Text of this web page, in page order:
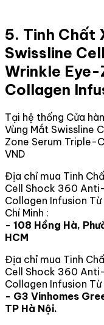
5. Tinh Chất
Swissline
Wrinkle Eye-
Collagen
Tại hệ thống Cửa
Vùng Mắt Swissline
Zone Serum Triple-
VND
Địa chỉ mua Tinh
Cell Shock 360
Collagen Infusion
Chí Minh :
- 108 Hồng Hà,
HCM
Địa chỉ mua Tinh
Cell Shock 360
Collagen Infusion
- G3 Vinhomes
TP Hà Nội.